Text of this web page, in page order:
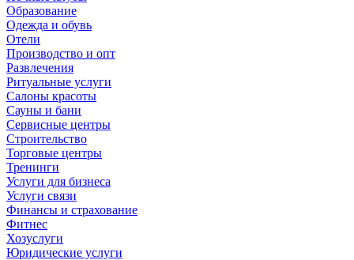
Образование
Одежда и обувь
Отели
Производство и опт
Развлечения
Ритуальные услуги
Салоны красоты
Сауны и бани
Сервисные центры
Строительство
Торговые центры
Тренинги
Услуги для бизнеса
Услуги связи
Финансы и страхование
Фитнес
Хозуслуги
Юридические услуги